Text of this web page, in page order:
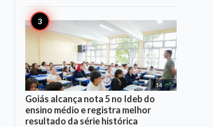
14 
Goiás alcança nota 5 no Ideb do
ensino médio e registra melhor
resultado da série histórica